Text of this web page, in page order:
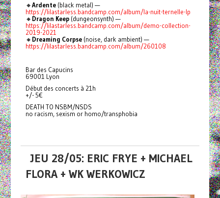
🔸Ardente(black metal) —
https://lilastarless.bandcamp.com/album/la-nuit-ternelle-lp
🔸 Dragon Keep(dungeonsynth) —
https://lilastarless.bandcamp.com/album/demo-collection-
2019-2021
🔸 Dreaming Corpse(noise, dark ambient) —
https://lilastarless.bandcamp.com/album/260108
Bar des Capucins
69001 Lyon
Début des concerts à 21h
+/- 5€
DEATH TO NSBM/NSDS
no racism, sexism or homo/transphobia
JEU 28/05: ERIC FRYE + MICHAEL
FLORA + WK WERKOWICZ